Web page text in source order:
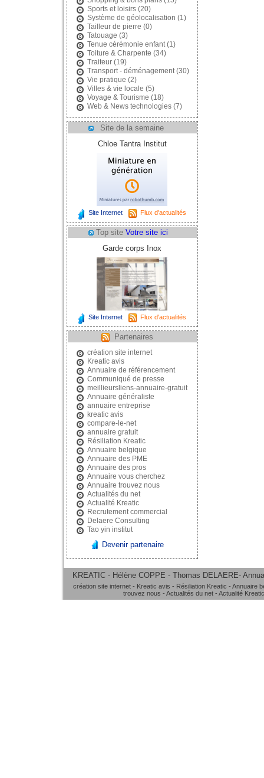
Sports et loisirs(20)
Système de géolocalisation (1)
Tailleur de pierre (0)
Tatouage (3)
Tenue cérémonie enfant(1)
Toiture & Charpente (34)
Traiteur(19)
Transport - déménagement(30)
Vie pratique (2)
Villes & vie locale (5)
Voyage & Tourisme (18)
Web & News technologies(7)
Site de la semaine
Chloe Tantra Institut
Site Internet Flux d'actualités
Top site Votre site ici
Garde corps Inox
Site Internet Flux d'actualités
Partenaires
création site internet
Kreatic avis
Annuaire de référencement
Communiqué de presse
meillieursliens-annuaire-gratuit
Annuaire généraliste
annuaire entreprise
kreatic avis
compare-le-net
annuaire gratuit
Résiliation Kreatic
Annuaire belgique
Annuaire des PME
Annuaire des pros
Annuaire vous cherchez
Annuaire trouvez nous
Actualités du net
Actualité Kreatic
Recrutement commercial
Delaere Consulting
Tao yin institut
Devenir partenaire
KREATIC - Hélène COPPE - Thomas DELAERE-
création site internet- Kreatic avis - Résiliation Kreatic - Annuaire
trouvez nous - Actualités du net - Actualité Kreatic